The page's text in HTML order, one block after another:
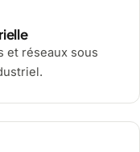
et réseaux sous